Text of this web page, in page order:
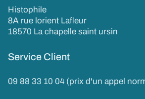
Histophile
8A rue lorient Lafleur
18570 La chapelle saint ursin
Service Client
09 88 33 10 04 (prix d'un appel